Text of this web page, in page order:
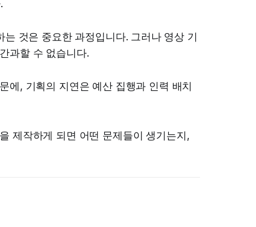
것은 중요한 과정입니다. 그러나 영상 기
과할 수 없습니다.
에, 기획의 지연은 예산 집행과 인력 배치
제작하게 되면 어떤 문제들이 생기는지,